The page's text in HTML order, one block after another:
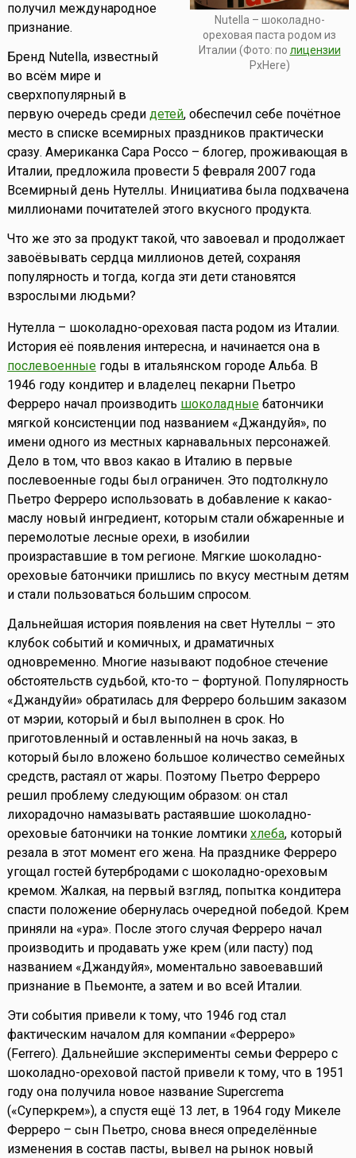
Nutella – шоколадно-
ореховая паста родом из
Италии (Фото: по лицензии
PxHere)
получил международное
признание.
Бренд Nutella, известный
во всём мире и
сверхпопулярный в
первую очередь среди детей, обеспечил себе почётное
место в списке всемирных праздников практически
сразу. Американка Сара Россо – блогер, проживающая в
Италии, предложила провести 5 февраля 2007 года
Всемирный день Нутеллы. Инициатива была подхвачена
миллионами почитателей этого вкусного продукта.
Что же это за продукт такой, что завоевал и продолжает
завоёвывать сердца миллионов детей, сохраняя
популярность и тогда, когда эти дети становятся
взрослыми людьми?
Нутелла – шоколадно-ореховая паста родом из Италии.
История её появления интересна, и начинается она в
послевоенныегоды в итальянском городе Альба. В
1946 году кондитер и владелец пекарни Пьетро
Ферреро начал производить шоколадныебатончики
мягкой консистенции под названием «Джандуйя», по
имени одного из местных карнавальных персонажей.
Дело в том, что ввоз какао в Италию в первые
послевоенные годы был ограничен. Это подтолкнуло
Пьетро Ферреро использовать в добавление к какао-
маслу новый ингредиент, которым стали обжаренные и
перемолотые лесные орехи, в изобилии
произраставшие в том регионе. Мягкие шоколадно-
ореховые батончики пришлись по вкусу местным детям
и стали пользоваться большим спросом.
Дальнейшая история появления на свет Нутеллы – это
клубок событий и комичных, и драматичных
одновременно. Многие называют подобное стечение
обстоятельств судьбой, кто-то – фортуной. Популярность
«Джандуйи» обратилась для Ферреро большим заказом
от мэрии, который и был выполнен в срок. Но
приготовленный и оставленный на ночь заказ, в
который было вложено большое количество семейных
средств, растаял от жары. Поэтому Пьетро Ферреро
решил проблему следующим образом: он стал
лихорадочно намазывать растаявшие шоколадно-
ореховые батончики на тонкие ломтики хлеба, который
резала в этот момент его жена. На празднике Ферреро
угощал гостей бутербродами с шоколадно-ореховым
кремом. Жалкая, на первый взгляд, попытка кондитера
спасти положение обернулась очередной победой. Крем
приняли на «ура». После этого случая Ферреро начал
производить и продавать уже крем (или пасту) под
названием «Джандуйя», моментально завоевавший
признание в Пьемонте, а затем и во всей Италии.
Эти события привели к тому, что 1946 год стал
фактическим началом для компании «Ферреро»
(Ferrero). Дальнейшие эксперименты семьи Ферреро с
шоколадно-ореховой пастой привели к тому, что в 1951
году она получила новое название Supercrema
(«Суперкрем»), а спустя ещё 13 лет, в 1964 году Микеле
Ферреро – сын Пьетро, снова внеся определённые
изменения в состав пасты, вывел на рынок новый